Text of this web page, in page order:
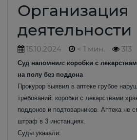
Организация
деятельности
15.10.2024 < 1 мин. 313
Суд напомнил: коробки с
на полу без поддона
Прокурор выявил в аптеке грубое
требований: коробки с лекарствами
поддонов и подтоварников. Аптека не
штраф в 3 инстанциях.
Суды указали: